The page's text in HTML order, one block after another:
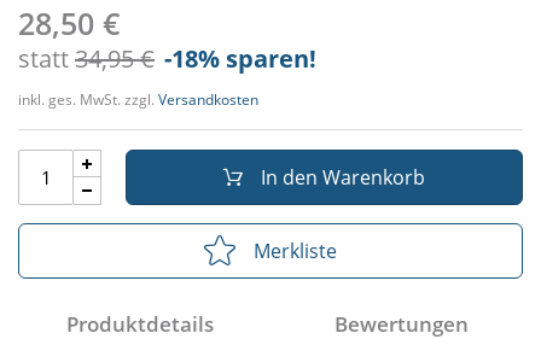
28,50 €
statt34,95 € -18% sparen!
inkl. ges. MwSt. zzgl. Versandkosten
In den Warenkorb
Merkliste
Produktdetails Bewertungen